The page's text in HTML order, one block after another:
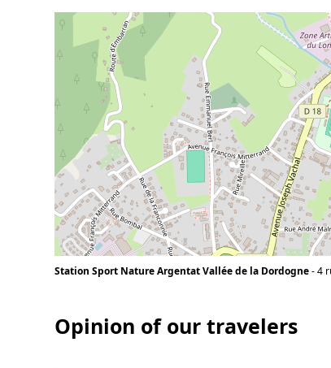
Station Sport Nature Argentat Vallée de la Dordogne-4
Opinion of our travelers